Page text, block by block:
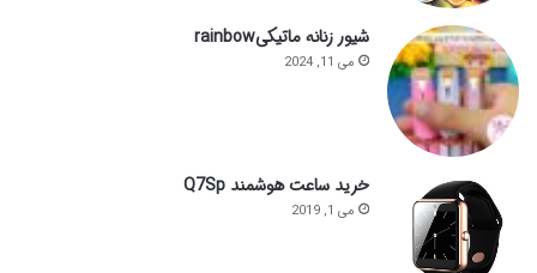
شیور زنانه ماتیکیrainbow
می 11, 2024
خرید ساعت هوشمند Q7Sp
می 1, 2019